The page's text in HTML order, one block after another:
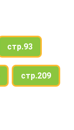
стр.93
стр.209